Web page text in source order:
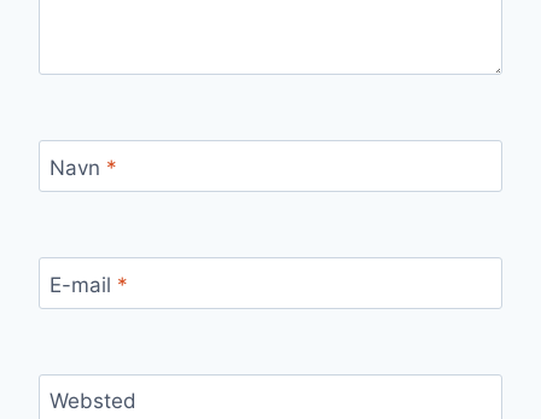
Navn *
E-mail *
Websted